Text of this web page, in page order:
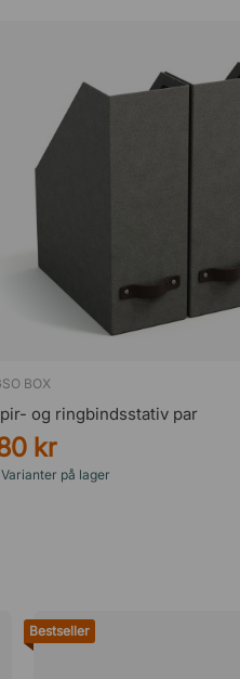
BOX
og ringbindsstativ par
kr
Varianter på lager
Bestseller